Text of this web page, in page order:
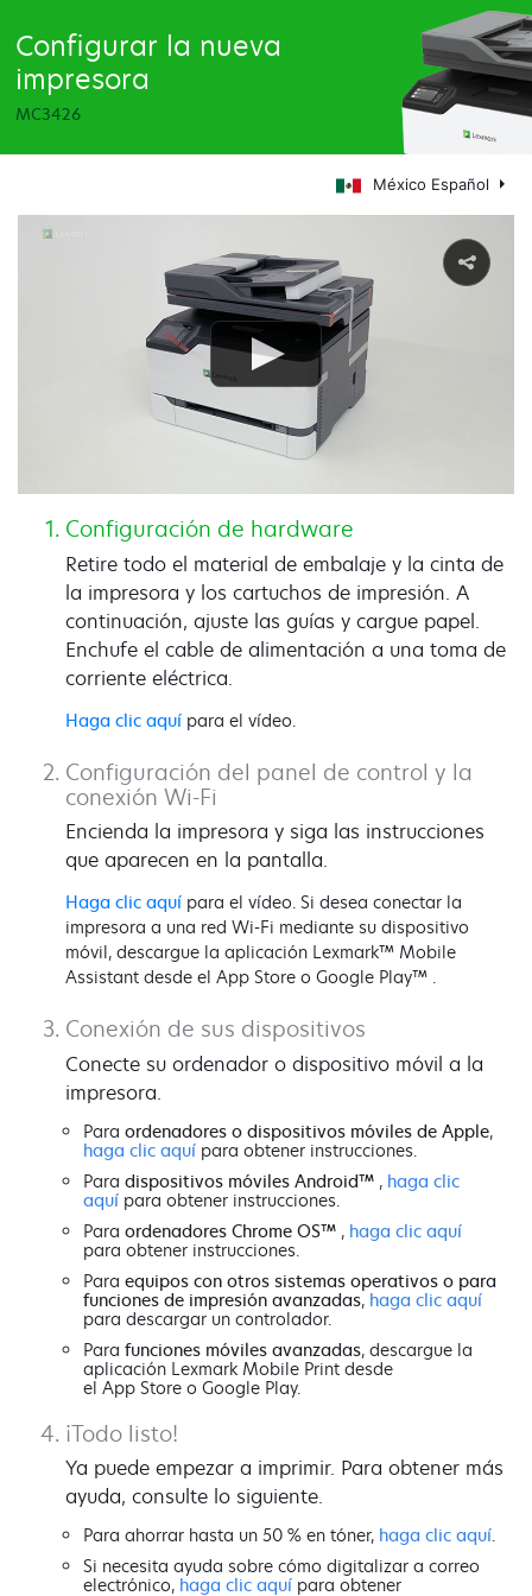
Configurar la nueva
impresora
MC3426
México Español
Configuración de hardware
Retire todo el material de embalaje y la cinta de
la impresora y los cartuchos de impresión. A
continuación, ajuste las guías y cargue papel.
Enchufe el cable de alimentación a una toma de
corriente eléctrica.
Haga clic aquí para el vídeo.
Configuración del panel de control y la
conexión Wi-Fi
Encienda la impresora y siga las instrucciones
que aparecen en la pantalla.
Haga clic aquí para el vídeo. Si desea conectar la
impresora a una red Wi-Fi mediante su dispositivo
móvil, descargue la aplicación Lexmark™ Mobile
Assistant desde el App Store o Google Play™ .
Conexión de sus dispositivos
Conecte su ordenador o dispositivo móvil a la
impresora.
Para ordenadores o dispositivos móviles de Apple,
haga clic aquí para obtener instrucciones.
Para dispositivos móviles Android™ , haga clic
aquí para obtener instrucciones.
Para ordenadores Chrome OS™ , haga clic aquí
para obtener instrucciones.
Para equipos con otros sistemas operativos o para
funciones de impresión avanzadas, haga clic aquí
para descargar un controlador.
Para funciones móviles avanzadas, descargue la
aplicación Lexmark Mobile Print desde
el App Store o Google Play.
¡Todo listo!
Ya puede empezar a imprimir. Para obtener más
ayuda, consulte lo siguiente.
Para ahorrar hasta un 50 % en tóner, haga clic aquí.
Si necesita ayuda sobre cómo digitalizar a correo
electrónico, haga clic aquí para obtener